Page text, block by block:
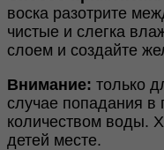
воска разотрите
чистые и слегка
слоем и создайте
Внимание: только
случае попадания
количеством воды.
детей месте.